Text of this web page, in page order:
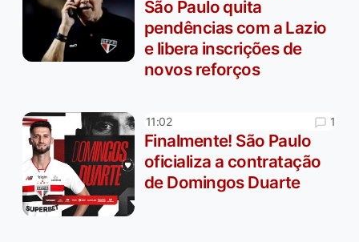
São Paulo quita
pendências com a Lazio
e libera inscrições de
novos reforços
11:02 1
Finalmente! São Paulo
oficializa a contratação
de Domingos Duarte